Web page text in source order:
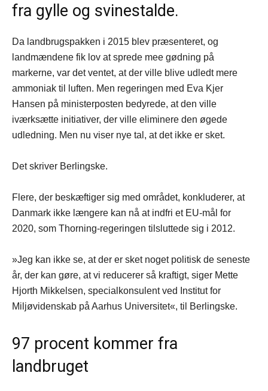
fra gylle og svinestalde.
Da landbrugspakken i 2015 blev præsenteret, og
landmændene fik lov at sprede mee gødning på
markerne, var det ventet, at der ville blive udledt mere
ammoniak til luften. Men regeringen med Eva Kjer
Hansen på ministerposten bedyrede, at den ville
iværksætte initiativer, der ville eliminere den øgede
udledning. Men nu viser nye tal, at det ikke er sket.
Det skriver Berlingske.
Flere, der beskæftiger sig med området, konkluderer, at
Danmark ikke længere kan nå at indfri et EU-mål for
2020, som Thorning-regeringen tilsluttede sig i 2012.
»Jeg kan ikke se, at der er sket noget politisk de seneste
år, der kan gøre, at vi reducerer så kraftigt, siger Mette
Hjorth Mikkelsen, specialkonsulent ved Institut for
Miljøvidenskab på Aarhus Universitet«, til Berlingske.
97 procent kommer fra
landbruget